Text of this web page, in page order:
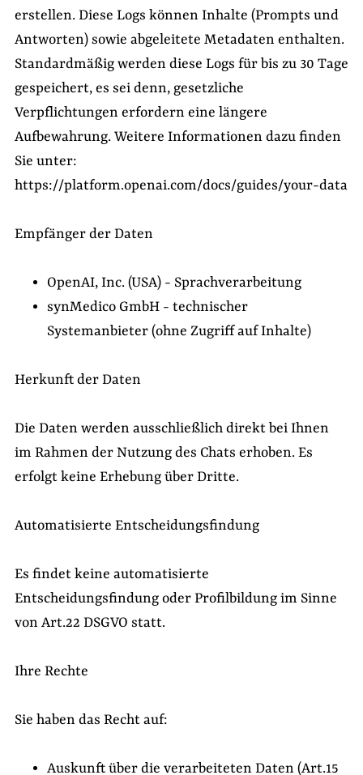
erstellen. Diese Logs können Inhalte (Prompts und
Antworten) sowie abgeleitete Metadaten enthalten.
Standardmäßig werden diese Logs für bis zu 30 Tage
gespeichert, es sei denn, gesetzliche
Verpflichtungen erfordern eine längere
Aufbewahrung. Weitere Informationen dazu finden
Sie unter:
https://platform.openai.com/docs/guides/your-data
Empfänger der Daten
OpenAI, Inc. (USA) - Sprachverarbeitung
synMedico GmbH - technischer
Systemanbieter (ohne Zugriff auf Inhalte)
Herkunft der Daten
Die Daten werden ausschließlich direkt bei Ihnen
im Rahmen der Nutzung des Chats erhoben. Es
erfolgt keine Erhebung über Dritte.
Automatisierte Entscheidungsfindung
Es findet keine automatisierte
Entscheidungsfindung oder Profilbildung im Sinne
von Art.22 DSGVO statt.
Ihre Rechte
Sie haben das Recht auf:
Auskunft über die verarbeiteten Daten (Art.15